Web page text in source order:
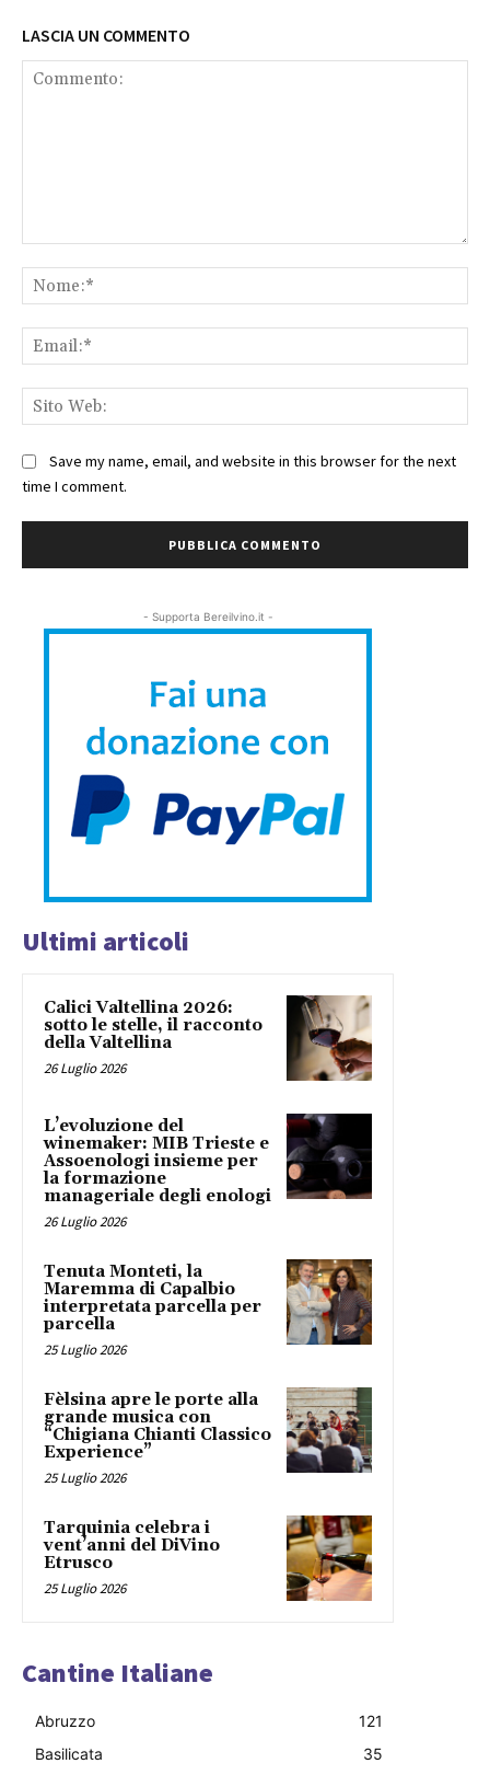
LASCIA UN COMMENTO
Save my name, email, and website in this browser for the next
time I comment.
- Supporta Bereilvino.it -
Ultimi articoli
Calici Valtellina 2026:
sotto le stelle, il racconto
della Valtellina
26 Luglio 2026
L’evoluzione del
winemaker: MIB Trieste e
Assoenologi insieme per
la formazione
manageriale degli enologi
26 Luglio 2026
Tenuta Monteti, la
Maremma di Capalbio
interpretata parcella per
parcella
25 Luglio 2026
Fèlsina apre le porte alla
grande musica con
“Chigiana Chianti Classico
Experience”
25 Luglio 2026
Tarquinia celebra i
vent’anni del DiVino
Etrusco
25 Luglio 2026
Cantine Italiane
Abruzzo
121
Basilicata
35